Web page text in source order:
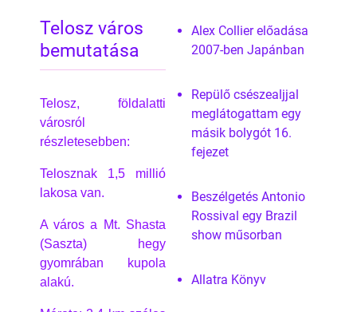
Telosz város
bemutatása
Telosz, földalatti
városról
részletesebben:
Telosznak 1,5 millió
lakosa van.
A város a Mt. Shasta
(Saszta) hegy
gyomrában kupola
alakú.
Alex Collier előadása
2007-ben Japánban
Repülő csészealjjal
meglátogattam egy
másik bolygót 16.
fejezet
Beszélgetés Antonio
Rossival egy Brazil
show műsorban
Allatra Könyv